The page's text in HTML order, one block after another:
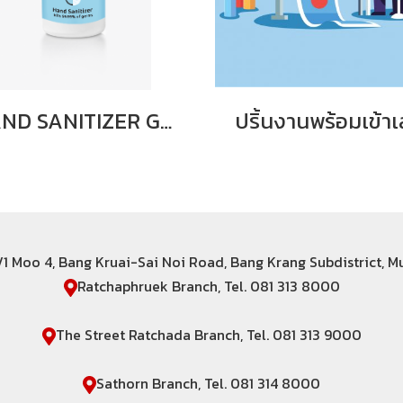
HAND SANITIZER GEL ปริ้นงานพร้อมเข้า
Moo 4, Bang Kruai-Sai Noi Road, Bang Krang Subdistrict,
Ratchaphruek Branch, Tel. 081 313 8000
The Street Ratchada Branch, Tel. 081 313 9000
Sathorn Branch, Tel. 081 314 8000